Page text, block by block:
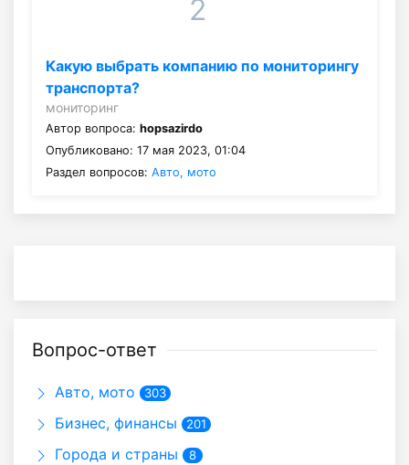
2
Какую выбрать компанию по мониторингу
транспорта?
мониторинг
Автор вопроса: hopsazirdo
Опубликовано: 17 мая 2023, 01:04
Раздел вопросов: Авто, мото
Вопрос-ответ
Авто, мото 303
Бизнес, финансы 201
Города и страны 8